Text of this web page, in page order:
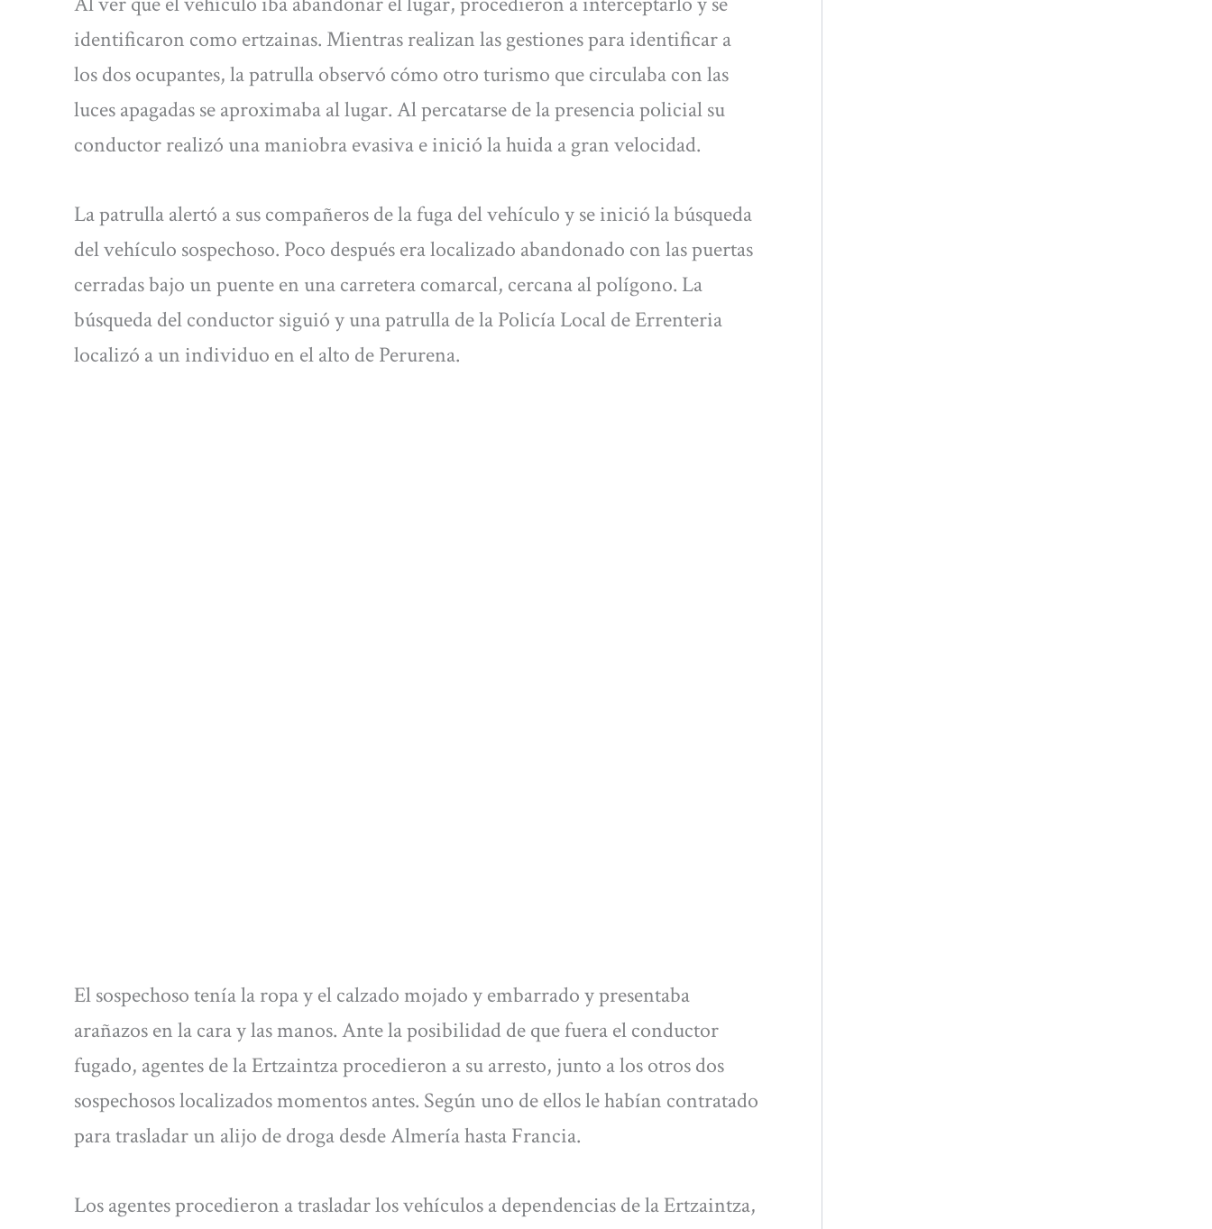
identificaron como ertzainas. Mientras realizan las gestiones para identificar a
los dos ocupantes, la patrulla observó cómo otro turismo que circulaba con las
luces apagadas se aproximaba al lugar. Al percatarse de la presencia policial su
conductor realizó una maniobra evasiva e inició la huida a gran velocidad.
La patrulla alertó a sus compañeros de la fuga del vehículo y se inició la búsqueda
del vehículo sospechoso. Poco después era localizado abandonado con las puertas
cerradas bajo un puente en una carretera comarcal, cercana al polígono. La
búsqueda del conductor siguió y una patrulla de la Policía Local de Errenteria
localizó a un individuo en el alto de Perurena.
El sospechoso tenía la ropa y el calzado mojado y embarrado y presentaba
arañazos en la cara y las manos. Ante la posibilidad de que fuera el conductor
fugado, agentes de la Ertzaintza procedieron a su arresto, junto a los otros dos
sospechosos localizados momentos antes. Según uno de ellos le habían contratado
para trasladar un alijo de droga desde Almería hasta Francia.
Los agentes procedieron a trasladar los vehículos a dependencias de la Ertzaintza,